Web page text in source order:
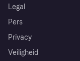
Legal
Pers
Privacy
Veiligheid